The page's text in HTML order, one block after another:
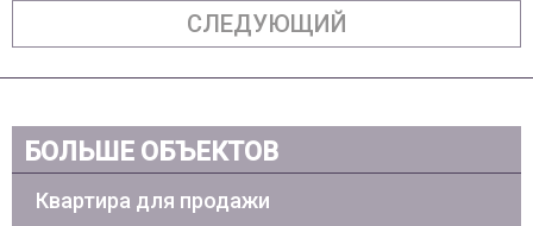
СЛЕДУЮЩИЙ
БОЛЬШЕ ОБЪЕКТОВ
Квартира для продажи